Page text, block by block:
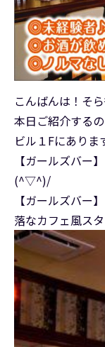
こんばんは！そ
本日ご紹介する
ビル１Fにありま
【ガールズバー
(^▽^)/
【ガールズバー
落なカフェ風ス